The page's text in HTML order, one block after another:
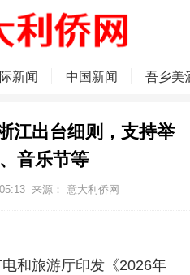
新闻 中国新闻 吾乡美
江出台细则，支持举
音乐节等
来源： 意大利侨网
旅游厅印发《2026年